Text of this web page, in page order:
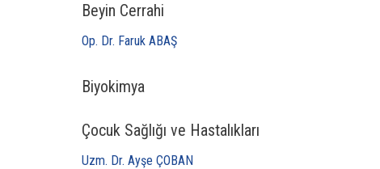
Beyin Cerrahi
Op. Dr. Faruk ABAŞ
Biyokimya
Çocuk Sağlığı ve Hastalıkları
Uzm. Dr. Ayşe ÇOBAN